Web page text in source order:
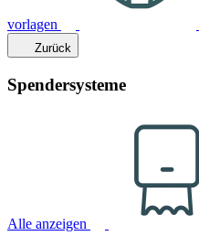
vorlagen
Zurück
Spendersysteme
Alle anzeigen